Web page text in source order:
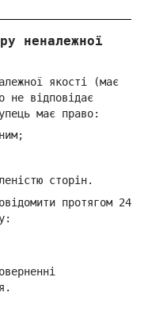
неналежної
якості (має
не відповідає
має право:
сторін.
протягом 24